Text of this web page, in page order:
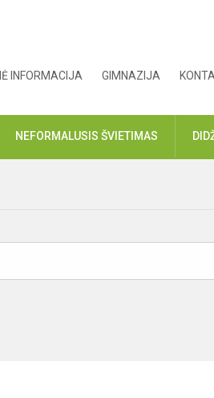
INFORMACIJA GIMNAZIJA
NEFORMALUSIS ŠVIETIMAS